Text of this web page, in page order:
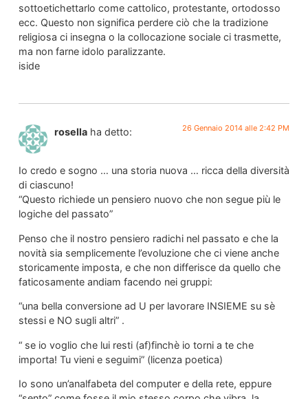
sottoetichettarlo come cattolico, protestante, ortodosso
ecc. Questo non significa perdere ciò che la tradizione
religiosa ci insegna o la collocazione sociale ci trasmette,
ma non farne idolo paralizzante.
iside
rosella ha detto: 26 Gennaio 2014 alle 2:42 PM
Io credo e sogno … una storia nuova … ricca della diversità
di ciascuno!
“Questo richiede un pensiero nuovo che non segue più le
logiche del passato”
Penso che il nostro pensiero radichi nel passato e che la
novità sia semplicemente l’evoluzione che ci viene anche
storicamente imposta, e che non differisce da quello che
faticosamente andiam facendo nei gruppi:
“una bella conversione ad U per lavorare INSIEME su sè
stessi e NO sugli altri” .
“ se io voglio che lui resti (af)finchè io torni a te che
importa! Tu vieni e seguimi” (licenza poetica)
Io sono un’analfabeta del computer e della rete, eppure